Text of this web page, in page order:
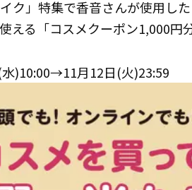
ク」特集で香音さんが使用し
える「コスメクーポン1,000
)10:00→11月12日(火)23:59